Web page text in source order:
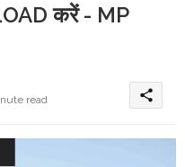
करें - MP
read share